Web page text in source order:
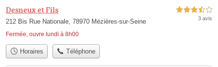
Desneux et Fils
212 Bis Rue Nationale, 78970 Mézières-sur-Seine
Fermée, ouvre lundi à 8h00
3,5 étoiles sur 5
3 avis
Horaires Téléphone